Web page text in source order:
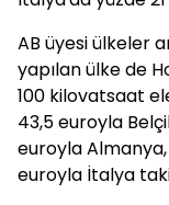
AB üyesi ülkeler
yapılan ülke de
100 kilovatsaat
43,5 euroyla
euroyla
euroyla İtalya